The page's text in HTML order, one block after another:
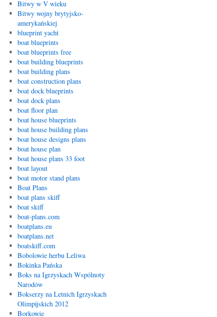
Bitwy w V wieku
Bitwy wojny brytyjsko-
amerykańskiej
blueprint yacht
boat blueprints
boat blueprints free
boat building blueprints
boat building plans
boat construction plans
boat dock blueprints
boat dock plans
boat floor plan
boat house blueprints
boat house building plans
boat house designs plans
boat house plan
boat house plans 33 foot
boat layout
boat motor stand plans
Boat Plans
boat plans skiff
boat skiff
boat-plans.com
boatplans.eu
boatplans.net
boatskiff.com
Bobolowie herbu Leliwa
Bokinka Pańska
Boks na Igrzyskach Wspólnoty
Narodów
Bokserzy na Letnich Igrzyskach
Olimpijskich 2012
Borkowie